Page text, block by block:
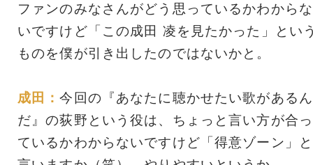
ファンのみなさんがどう思っているかわからな
いですけど「この成田 凌を見たかった」とい
ものを僕が引き出したのではないかと。
成田：今回の『あなたに聴かせたい歌があるん
だ』の荻野という役は、ちょっと言い方が合っ
ているかわからないですけど「得意ゾーン」と